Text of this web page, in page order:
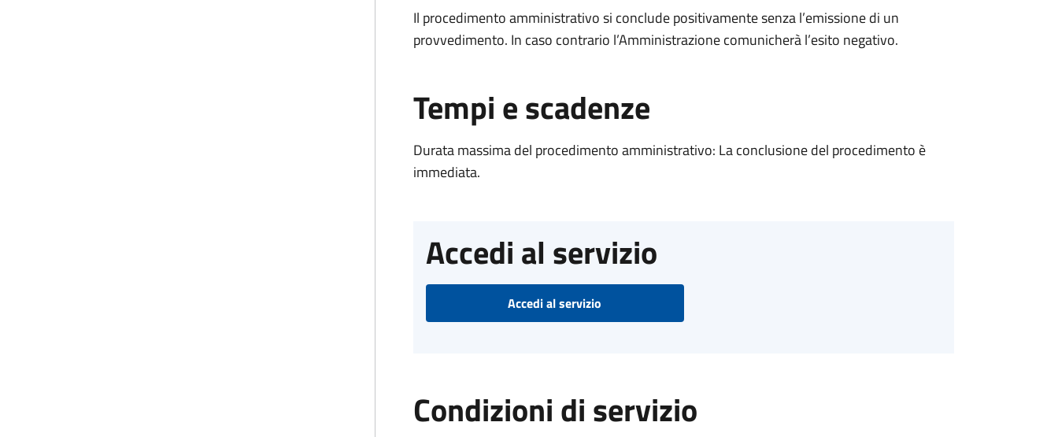
Il procedimento amministrativo si conclude positivamente senza l’emissione di un
provvedimento. In caso contrario l’Amministrazione comunicherà l’esito negativo.
Tempi e scadenze
Durata massima del procedimento amministrativo: La conclusione del procedimento è
immediata.
Accedi al servizio
Accedi al servizio
Condizioni di servizio